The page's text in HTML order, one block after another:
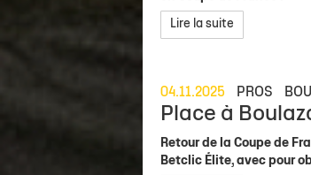
Calendrier Coupe de FranceCarrière
Lire la suite
04.11.2025 PROS
Place à
Retour de la Coupe de
Betclic Élite, avec pour